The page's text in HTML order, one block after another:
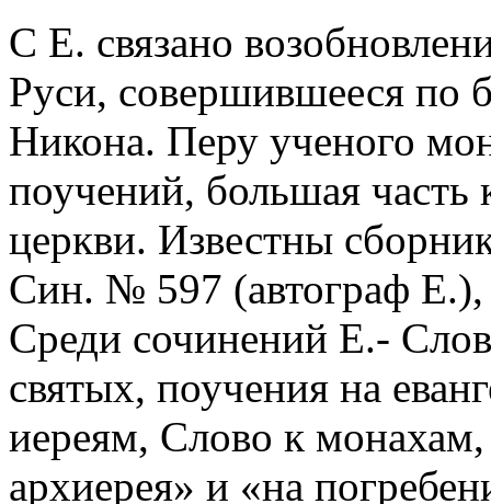
С Е. связано
Руси, совершившееся по
Никона. Перу ученого
поучений, большая
церкви. Известны
Син. № 597 (автограф
Среди сочинений Е.-
святых, поучения на
иереям, Слово к
архиерея» и «на